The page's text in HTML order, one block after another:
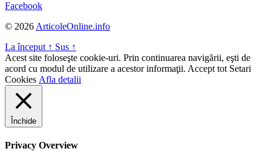
Facebook
© 2026 ArticoleOnline.info
La început ↑ Sus ↑
Acest site foloseşte cookie-uri. Prin continuarea navigării, eşti de
acord cu modul de utilizare a acestor informaţii. Accept tot Setari
Cookies Afla detalii
Închide
Privacy Overview